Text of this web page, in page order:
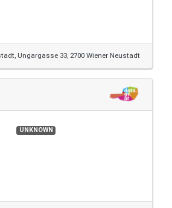
Ungargasse 33, 2700 Wiener Neustadt
UNKNOWN